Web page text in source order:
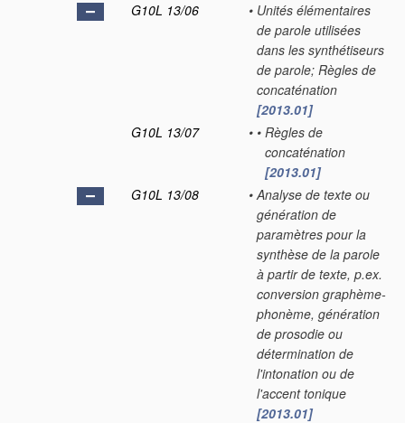
G10L 13/06
• Unités élémentaires
de parole utilisées
dans les synthétiseurs
de parole; Règles de
concaténation
[2013.01]
G10L 13/07
• • Règles de
concaténation
[2013.01]
G10L 13/08
• Analyse de texte ou
génération de
paramètres pour la
synthèse de la parole
à partir de texte, p.ex.
conversion graphème-
phonème, génération
de prosodie ou
détermination de
l'intonation ou de
l'accent tonique
[2013.01]